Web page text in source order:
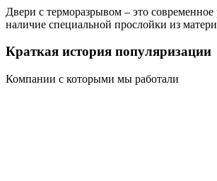
Двери с терморазрывом – это
наличие специальной прослойки из
Краткая история популяризации
Компании с которыми мы работали